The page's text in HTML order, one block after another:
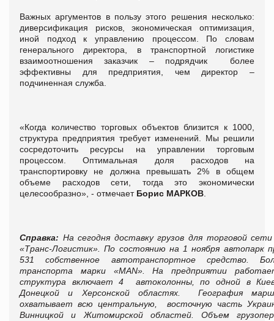
Важных аргументов в пользу этого решения несколько:
диверсификация рисков, экономическая оптимизация,
иной подход к управлению процессом. По словам
генерального директора, в транспортной логистике
взаимоотношения заказчик – подрядчик более
эффективны для предприятия, чем директор –
подчиненная служба.
«Когда количество торговых объектов близится к 1000,
структура предприятия требует изменений. Мы решили
сосредоточить ресурсы на управлении торговым
процессом. Оптимальная доля расходов на
транспортировку не должна превышать 2% в общем
объеме расходов сети, тогда это экономически
целесообразно», - отмечает Борис МАРКОВ
Справка: На сегодня доставку грузов для торговой
«Транс-Логистик». По состоянию на 1 ноября автопарк
531 собственное автотранспортное средство.
транспорта марки «MAN». На предприятии
структура включает 4 автоколонны, по одной в
Донецкой и Херсонской областях. География
охватывает всю центральную, восточную часть
Винницкой и Житомирской областей. Объем